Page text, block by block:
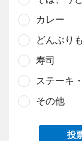
カレー
どんぶり
寿司
ステーキ
その他
投